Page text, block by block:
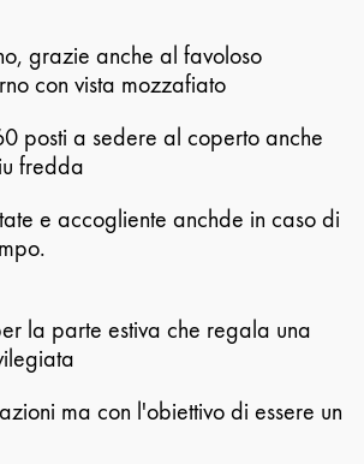
grazie anche al favoloso
con vista mozzafiato
posti a sedere al coperto anche
fredda
e accogliente anchde in caso di
la parte estiva che regala una
ma con l'obiettivo di essere un